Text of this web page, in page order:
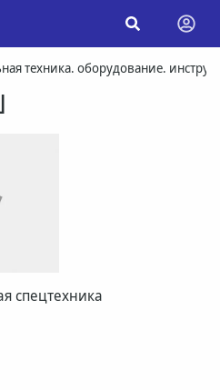
техника. оборудование.
спецтехника